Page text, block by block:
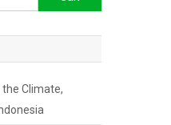
untuk:
the Climate,